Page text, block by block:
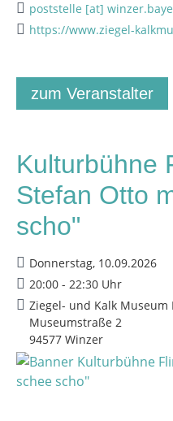
poststelle [at]
https://www.ziegel-
zum Veranstalter
Kulturbühne
Stefan Otto
scho"
Donnerstag, 10.09.2026
20:00 - 22:30 Uhr
Ziegel- und Kalk Museum
Museumstraße 2
94577 Winzer